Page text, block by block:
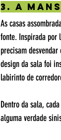
3. A
As casas
fonte. Inspirada por
precisam
design da sala foi
labirinto de
Dentro da sala,
alguma verdade